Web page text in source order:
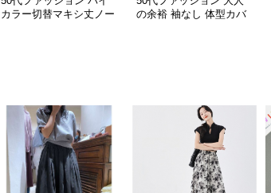
カラー切替マキシ丈ノー
の余裕 袖なし 体型カバ